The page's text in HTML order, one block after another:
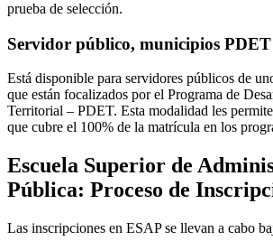
prueba de selección.
Servidor público, municipios PDET
Está disponible para servidores públicos de
que están focalizados por el Programa de
Territorial – PDET. Esta modalidad les
que cubre el 100% de la matrícula en los
Escuela Superior de
Pública: Proceso de
Las inscripciones en ESAP se llevan a cabo